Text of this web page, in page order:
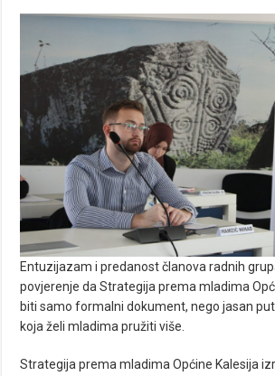
Entuzijazam i predanost članova radnih
povjerenje da Strategija prema mladima
biti samo formalni dokument, nego jasan
koja želi mladima pružiti više.
Strategija prema mladima Općine Kalesija